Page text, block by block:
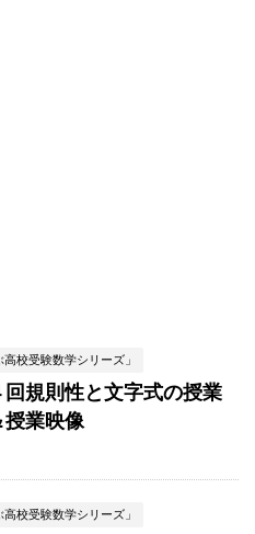
校受験数学シリーズ」
回規則性と文字式の授業
授業映像
校受験数学シリーズ」